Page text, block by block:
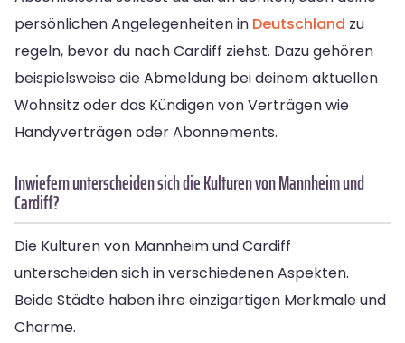
persönlichen Angelegenheiten in Deutschland zu
regeln, bevor du nach Cardiff ziehst. Dazu gehören
beispielsweise die Abmeldung bei deinem aktuellen
Wohnsitz oder das Kündigen von Verträgen wie
Handyverträgen oder Abonnements.
Inwiefern unterscheiden sich die Kulturen von Mannheim und
Cardiff?
Die Kulturen von Mannheim und Cardiff
unterscheiden sich in verschiedenen Aspekten.
Beide Städte haben ihre einzigartigen Merkmale und
Charme.